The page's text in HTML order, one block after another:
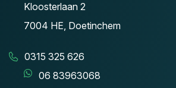
Kloosterlaan 2
7004 HE, Doetinchem
0315 325 626
06 83963068